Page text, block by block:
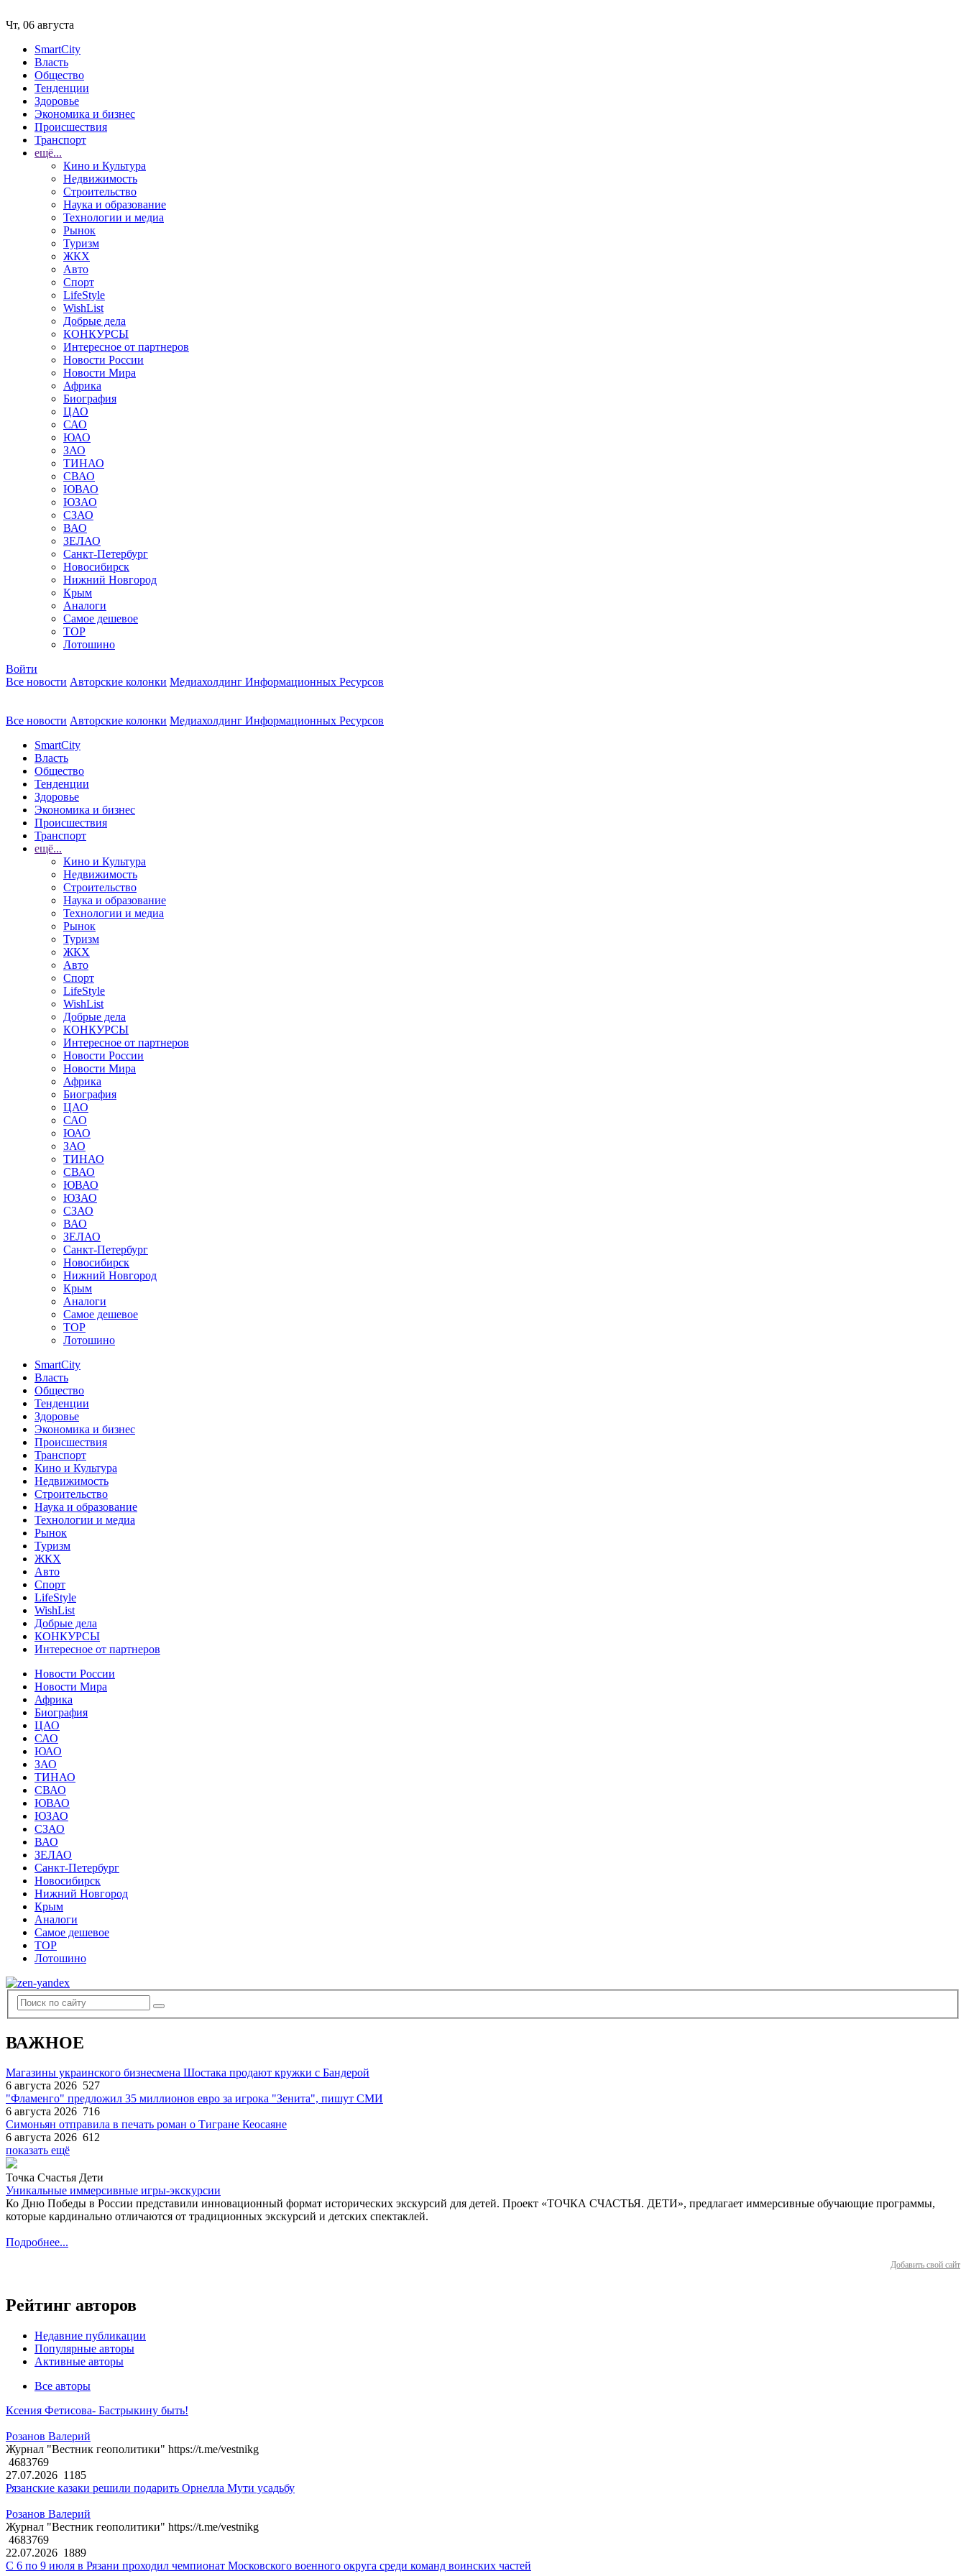
Чт, 06 августа
SmartCity
Власть
Общество
Тенденции
Здоровье
Экономика и бизнес
Происшествия
Транспорт
ещё...
Кино и Культура
Недвижимость
Строительство
Наука и образование
Технологии и медиа
Рынок
Туризм
ЖКХ
Авто
Спорт
LifeStyle
WishList
Добрые дела
КОНКУРСЫ
Интересное от партнеров
Новости России
Новости Мира
Африка
Биография
ЦАО
САО
ЮАО
ЗАО
ТИНАО
СВАО
ЮВАО
ЮЗАО
СЗАО
ВАО
ЗЕЛАО
Санкт-Петербург
Новосибирск
Нижний Новгород
Крым
Аналоги
Самое дешевое
TOP
Лотошино
Войти
Все новости Авторские колонки Медиахолдинг Информационных Ресурсов
Все новости Авторские колонки Медиахолдинг Информационных Ресурсов
SmartCity
Власть
Общество
Тенденции
Здоровье
Экономика и бизнес
Происшествия
Транспорт
ещё...
Кино и Культура
Недвижимость
Строительство
Наука и образование
Технологии и медиа
Рынок
Туризм
ЖКХ
Авто
Спорт
LifeStyle
WishList
Добрые дела
КОНКУРСЫ
Интересное от партнеров
Новости России
Новости Мира
Африка
Биография
ЦАО
САО
ЮАО
ЗАО
ТИНАО
СВАО
ЮВАО
ЮЗАО
СЗАО
ВАО
ЗЕЛАО
Санкт-Петербург
Новосибирск
Нижний Новгород
Крым
Аналоги
Самое дешевое
TOP
Лотошино
SmartCity
Власть
Общество
Тенденции
Здоровье
Экономика и бизнес
Происшествия
Транспорт
Кино и Культура
Недвижимость
Строительство
Наука и образование
Технологии и медиа
Рынок
Туризм
ЖКХ
Авто
Спорт
LifeStyle
WishList
Добрые дела
КОНКУРСЫ
Интересное от партнеров
Новости России
Новости Мира
Африка
Биография
ЦАО
САО
ЮАО
ЗАО
ТИНАО
СВАО
ЮВАО
ЮЗАО
СЗАО
ВАО
ЗЕЛАО
Санкт-Петербург
Новосибирск
Нижний Новгород
Крым
Аналоги
Самое дешевое
TOP
Лотошино
ВАЖНОЕ
Магазины украинского бизнесмена Шостака продают кружки с Бандерой
6 августа 2026 527
"Фламенго" предложил 35 миллионов евро за игрока "Зенита", пишут СМИ
6 августа 2026 716
Симоньян отправила в печать роман о Тигране Кеосаяне
6 августа 2026 612
показать ещё
Точка Счастья Дети
Уникальные иммерсивные игры-экскурсии
Ко Дню Победы в России представили инновационный формат исторических экскурсий для детей. Проект «ТОЧКА СЧАСТЬЯ. ДЕТИ», предлагает иммерсивные обучающие программы,
которые кардинально отличаются от традиционных экскурсий и детских спектаклей.
Подробнее...
Добавить свой сайт
Рейтинг авторов
Недавние публикации
Популярные авторы
Активные авторы
Все авторы
Ксения Фетисова- Бастрыкину быть!
Розанов Валерий
Журнал "Вестник геополитики" https://t.me/vestnikg
4683769
27.07.2026 1185
Рязанские казаки решили подарить Орнелла Мути усадьбу
Розанов Валерий
Журнал "Вестник геополитики" https://t.me/vestnikg
4683769
22.07.2026 1889
С 6 по 9 июля в Рязани проходил чемпионат Московского военного округа среди команд воинских частей